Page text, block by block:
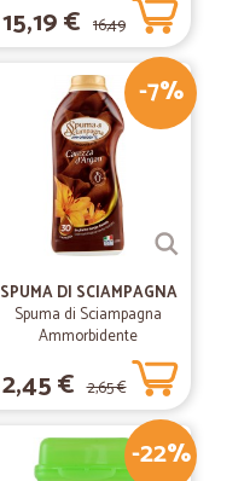
15,19 € 16,49
€ -7%
SPUMA DI SCIAMPAGNA
Spuma di Sciampagna
Ammorbidente
Concentrato Carezza
d'Argan 600 ml
2,45 € 2,65 €
-22%